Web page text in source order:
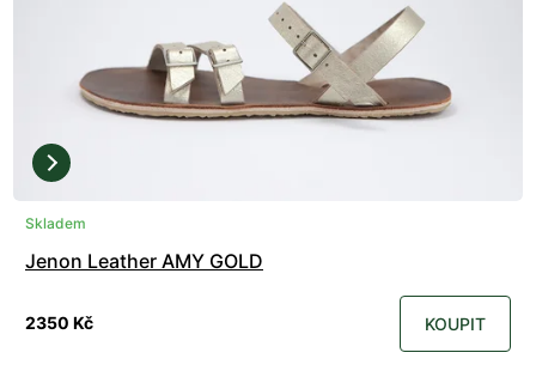
Skladem
Jenon Leather AMY GOLD
2350 Kč KOUPIT